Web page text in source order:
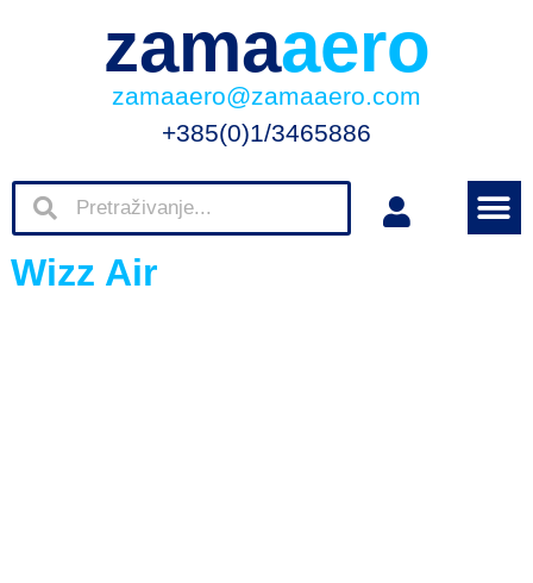
zamaaero
zamaaero@zamaaero.com
+385(0)1/3465886
Wizz Air